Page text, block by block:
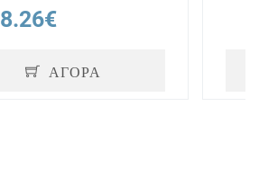
8.26€
ΑΓΟΡΑ